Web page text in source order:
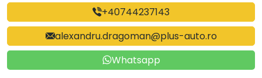
+40744237143
alexandru.dragoman@plus-auto.ro
Whatsapp